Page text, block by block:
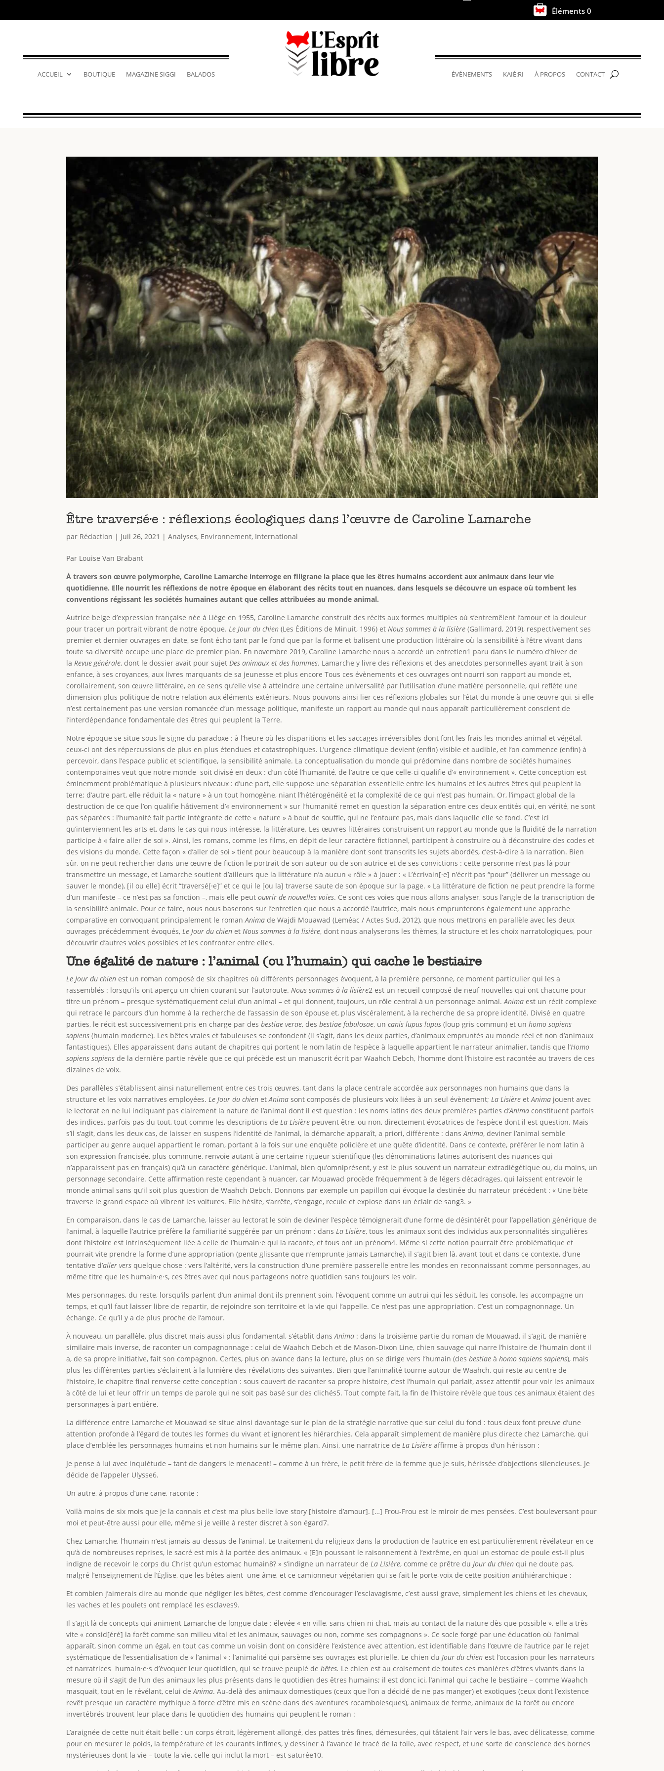
. Éléments 0
ACCUEIL BOUTIQUE MAGAZINE SIGGI BALADOS ÉVÉNEMENTS KAIÉ:RI À PROPOS CONTACT
Être traversé·e : réflexions écologiques dans l’œuvre de Caroline Lamarche
par Rédaction | Juil 26, 2021 |Analyses, Environnement, International
Par Louise Van Brabant
À travers son œuvre polymorphe, Caroline Lamarche interroge en filigrane la place que les êtres humains accordent aux animaux dans leur vie
quotidienne. Elle nourrit les réflexions de notre époque en élaborant des récits tout en nuances, dans lesquels se découvre un espace où tombent les
conventions régissant les sociétés humaines autant que celles attribuées au monde animal.
Autrice belge d’expression française née à Liège en 1955, Caroline Lamarche construit des récits aux formes multiples où s’entremêlent l’amour et la douleur
pour tracer un portrait vibrant de notre époque.Le Jour du chien(Les Éditions de Minuit, 1996) etNous sommes à la lisière(Gallimard, 2019), respectivement ses
premier et dernier ouvrages en date, se font écho tant par le fond que par la forme et balisent une production littéraire où la sensibilité à l’être vivant dans
toute sa diversité occupe une place de premier plan. En novembre 2019, Caroline Lamarche nous a accordé un entretien1 paru dans le numéro d’hiver de
la Revue générale, dont le dossier avait pour sujetDes animaux et des hommes. Lamarche y livre des réflexions et des anecdotes personnelles ayant trait à son
enfance, à ses croyances, aux livres marquants de sa jeunesse et plus encore Tous ces évènements et ces ouvrages ont nourri son rapport au monde et,
corollairement, son œuvre littéraire, en ce sens qu’elle vise à atteindre une certaine universalité par l’utilisation d’une matière personnelle, qui reflète une
dimension plus politique de notre relation aux éléments extérieurs. Nous pouvons ainsi lier ces réflexions globales sur l’état du monde à une œuvre qui, si elle
n’est certainement pas une version romancée d’un message politique, manifeste un rapport au monde qui nous apparaît particulièrement conscient de
l’interdépendance fondamentale des êtres qui peuplent la Terre.
Notre époque se situe sous le signe du paradoxe : à l’heure où les disparitions et les saccages irréversibles dont font les frais les mondes animal et végétal,
ceux-ci ont des répercussions de plus en plus étendues et catastrophiques. L’urgence climatique devient (enfin) visible et audible, et l’on commence (enfin) à
percevoir, dans l’espace public et scientifique, la sensibilité animale. La conceptualisation du monde qui prédomine dans nombre de sociétés humaines
contemporaines veut que notre monde soit divisé en deux : d’un côté l’humanité, de l’autre ce que celle-ci qualifie d’« environnement ». Cette conception est
éminemment problématique à plusieurs niveaux : d’une part, elle suppose une séparation essentielle entre les humains et les autres êtres qui peuplent la
terre; d’autre part, elle réduit la « nature » à un tout homogène, niant l’hétérogénéité et la complexité de ce qui n’est pas humain. Or, l’impact global de la
destruction de ce que l’on qualifie hâtivement d’« environnement » sur l’humanité remet en question la séparation entre ces deux entités qui, en vérité, ne sont
pas séparées : l’humanité fait partie intégrante de cette « nature » à bout de souffle, qui ne l’entoure pas, mais dans laquelle elle se fond. C’est ici
qu’interviennent les arts et, dans le cas qui nous intéresse, la littérature. Les œuvres littéraires construisent un rapport au monde que la fluidité de la narration
participe à « faire aller de soi ». Ainsi, les romans, comme les films, en dépit de leur caractère fictionnel, participent à construire ou à déconstruire des codes et
des visions du monde. Cette façon « d’aller de soi » tient pour beaucoup à la manière dont sont transcrits les sujets abordés, c’est-à-dire à la narration. Bien
sûr, on ne peut rechercher dans une œuvre de fiction le portrait de son auteur ou de son autrice et de ses convictions : cette personne n’est pas là pour
transmettre un message, et Lamarche soutient d’ailleurs que la littérature n’a aucun « rôle » à jouer : « L’écrivain[·e] n’écrit pas “pour” (délivrer un message ou
sauver le monde), [il ou elle] écrit “traversé[·e]” et ce qui le [ou la] traverse saute de son époque sur la page. » La littérature de fiction ne peut prendre la forme
d’un manifeste – ce n’est pas sa fonction –, mais elle peut ouvrir de nouvelles voies. Ce sont ces voies que nous allons analyser, sous l’angle de la transcription de
la sensibilité animale. Pour ce faire, nous nous baserons sur l’entretien que nous a accordé l’autrice, mais nous emprunterons également une approche
comparative en convoquant principalement le romanAnima de Wajdi Mouawad (Leméac / Actes Sud, 2012), que nous mettrons en parallèle avec les deux
ouvrages précédemment évoqués,Le Jour du chien etNous sommes à la lisière, dont nous analyserons les thèmes, la structure et les choix narratologiques, pour
découvrir d’autres voies possibles et les confronter entre elles.
Une égalité de nature : l’animal (ou l’humain) qui cache le bestiaire
Le Jour du chien est un roman composé de six chapitres où différents personnages évoquent, à la première personne, ce moment particulier qui les a
rassemblés : lorsqu’ils ont aperçu un chien courant sur l’autoroute.Nous sommes à la lisière2 est un recueil composé de neuf nouvelles qui ont chacune pour
titre un prénom – presque systématiquement celui d’un animal – et qui donnent, toujours, un rôle central à un personnage animal.Anima est un récit complexe
qui retrace le parcours d’un homme à la recherche de l’assassin de son épouse et, plus viscéralement, à la recherche de sa propre identité. Divisé en quatre
parties, le récit est successivement pris en charge par desbestiae verae, desbestiae fabulosae, uncanis lupus lupus (loup gris commun) et unhomo sapiens
sapiens (humain moderne). Les bêtes vraies et fabuleuses se confondent (il s’agit, dans les deux parties, d’animaux empruntés au monde réel et non d’animaux
fantastiques). Elles apparaissent dans autant de chapitres qui portent le nom latin de l’espèce à laquelle appartient le narrateur animalier, tandis que l’Homo
sapiens sapiensde la dernière partie révèle que ce qui précède est un manuscrit écrit par Waahch Debch, l’homme dont l’histoire est racontée au travers de ces
dizaines de voix.
Des parallèles s’établissent ainsi naturellement entre ces trois œuvres, tant dans la place centrale accordée aux personnages non humains que dans la
structure et les voix narratives employées.Le Jour du chien etAnima sont composés de plusieurs voix liées à un seul évènement;La Lisière etAnima jouent avec
le lectorat en ne lui indiquant pas clairement la nature de l’animal dont il est question : les noms latins des deux premières parties d’Anima constituent parfois
des indices, parfois pas du tout, tout comme les descriptions deLa Lisière peuvent être, ou non, directement évocatrices de l’espèce dont il est question. Mais
s’il s’agit, dans les deux cas, de laisser en suspens l’identité de l’animal, la démarche apparaît, a priori, différente : dansAnima, deviner l’animal semble
participer au genre auquel appartient le roman, portant à la fois sur une enquête policière et une quête d’identité. Dans ce contexte, préférer le nom latin à
son expression francisée, plus commune, renvoie autant à une certaine rigueur scientifique (les dénominations latines autorisent des nuances qui
n’apparaissent pas en français) qu’à un caractère générique. L’animal, bien qu’omniprésent, y est le plus souvent un narrateur extradiégétique ou, du moins, un
personnage secondaire. Cette affirmation reste cependant à nuancer, car Mouawad procède fréquemment à de légers décadrages, qui laissent entrevoir le
monde animal sans qu’il soit plus question de Waahch Debch. Donnons par exemple un papillon qui évoque la destinée du narrateur précédent : « Une bête
traverse le grand espace où vibrent les voitures. Elle hésite, s’arrête, s’engage, recule et explose dans un éclair de sang3. »
En comparaison, dans le cas de Lamarche, laisser au lectorat le soin de deviner l’espèce témoignerait d’une forme de désintérêt pour l’appellation générique de
l’animal, à laquelle l’autrice préfère la familiarité suggérée par un prénom : dansLa Lisière, tous les animaux sont des individus aux personnalités singulières
dont l’histoire est intrinsèquement liée à celle de l’humain·e qui la raconte, et tous ont un prénom4. Même si cette notion pourrait être problématique et
pourrait vite prendre la forme d’une appropriation (pente glissante que n’emprunte jamais Lamarche), il s’agit bien là, avant tout et dans ce contexte, d’une
tentative d’aller versquelque chose : vers l’altérité, vers la construction d’une première passerelle entre les mondes en reconnaissant comme personnages, au
même titre que les humain·e·s, ces êtres avec qui nous partageons notre quotidien sans toujours les voir.
Mes personnages, du reste, lorsqu’ils parlent d’un animal dont ils prennent soin, l’évoquent comme un autrui qui les séduit, les console, les accompagne un
temps, et qu’il faut laisser libre de repartir, de rejoindre son territoire et la vie qui l’appelle. Ce n’est pas une appropriation. C’est un compagnonnage. Un
échange. Ce qu’il y a de plus proche de l’amour.
À nouveau, un parallèle, plus discret mais aussi plus fondamental, s’établit dansAnima : dans la troisième partie du roman de Mouawad, il s’agit, de manière
similaire mais inverse, de raconter un compagnonnage : celui de Waahch Debch et de Mason-Dixon Line, chien sauvage qui narre l’histoire de l’humain dont il
a, de sa propre initiative, fait son compagnon. Certes, plus on avance dans la lecture, plus on se dirige vers l’humain (desbestiae àhomo sapiens sapiens), mais
plus les différentes parties s’éclairent à la lumière des révélations des suivantes. Bien que l’animalité tourne autour de Waahch, qui reste au centre de
l’histoire, le chapitre final renverse cette conception : sous couvert de raconter sa propre histoire, c’est l’humain qui parlait, assez attentif pour voir les animaux
à côté de lui et leur offrir un temps de parole qui ne soit pas basé sur des clichés5. Tout compte fait, la fin de l’histoire révèle que tous ces animaux étaient des
personnages à part entière.
La différence entre Lamarche et Mouawad se situe ainsi davantage sur le plan de la stratégie narrative que sur celui du fond : tous deux font preuve d’une
attention profonde à l’égard de toutes les formes du vivant et ignorent les hiérarchies. Cela apparaît simplement de manière plus directe chez Lamarche, qui
place d’emblée les personnages humains et non humains sur le même plan. Ainsi, une narratrice deLa Lisière affirme à propos d’un hérisson :
Je pense à lui avec inquiétude – tant de dangers le menacent! – comme à un frère, le petit frère de la femme que je suis, hérissée d’objections silencieuses. Je
décide de l’appeler Ulysse6.
Un autre, à propos d’une cane, raconte :
Voilà moins de six mois que je la connais et c’est ma plus belle love story [histoire d’amour]. […] Frou-Frou est le miroir de mes pensées. C’est bouleversant pour
moi et peut-être aussi pour elle, même si je veille à rester discret à son égard7.
Chez Lamarche, l’humain n’est jamais au-dessus de l’animal. Le traitement du religieux dans la production de l’autrice en est particulièrement révélateur en ce
qu’à de nombreuses reprises, le sacré est mis à la portée des animaux. « [E]n poussant le raisonnement à l’extrême, en quoi un estomac de poule est-il plus
indigne de recevoir le corps du Christ qu’un estomac humain8? » s’indigne un narrateur deLa Lisière, comme ce prêtre duJour du chien qui ne doute pas,
malgré l’enseignement de l’Église, que les bêtes aient une âme, et ce camionneur végétarien qui se fait le porte-voix de cette position antihiérarchique :
Et combien j’aimerais dire au monde que négliger les bêtes, c’est comme d’encourager l’esclavagisme, c’est aussi grave, simplement les chiens et les chevaux,
les vaches et les poulets ont remplacé les esclaves9.
Il s’agit là de concepts qui animent Lamarche de longue date : élevée « en ville, sans chien ni chat, mais au contact de la nature dès que possible », elle a très
vite « consid[éré] la forêt comme son milieu vital et les animaux, sauvages ou non, comme ses compagnons ». Ce socle forgé par une éducation où l’animal
apparaît, sinon comme un égal, en tout cas comme un voisin dont on considère l’existence avec attention, est identifiable dans l’œuvre de l’autrice par le rejet
systématique de l’essentialisation de « l’animal » : l’animalité qui parsème ses ouvrages est plurielle. Le chien duJour du chienest l’occasion pour les narrateurs
et narratrices humain·e·s d’évoquer leur quotidien, qui se trouve peuplé debêtes. Le chien est au croisement de toutes ces manières d’êtres vivants dans la
mesure où il s’agit de l’un des animaux les plus présents dans le quotidien des êtres humains; il est donc ici, l’animal qui cache le bestiaire – comme Waahch
masquait, tout en le révélant, celui deAnima. Au-delà des animaux domestiques (ceux que l’on a décidé de ne pas manger) et exotiques (ceux dont l’existence
revêt presque un caractère mythique à force d’être mis en scène dans des aventures rocambolesques), animaux de ferme, animaux de la forêt ou encore
invertébrés trouvent leur place dans le quotidien des humains qui peuplent le roman :
L’araignée de cette nuit était belle : un corps étroit, légèrement allongé, des pattes très fines, démesurées, qui tâtaient l’air vers le bas, avec délicatesse, comme
pour en mesurer le poids, la température et les courants infimes, y dessiner à l’avance le tracé de la toile, avec respect, et une sorte de conscience des bornes
mystérieuses dont la vie – toute la vie, celle qui inclut la mort – est saturée10.